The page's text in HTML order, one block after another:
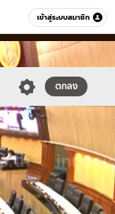
เข้าสู่ระบบสมาชิก
หมวดอื่นๆ
ตกลง